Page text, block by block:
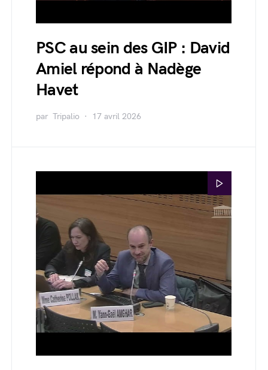
PSC au sein des GIP : David
Amiel répond à Nadège
Havet
par Tripalio 17 avril 2026